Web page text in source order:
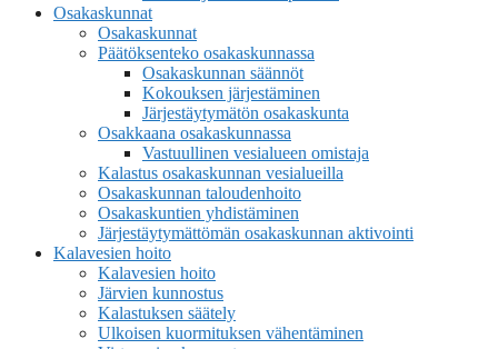
Osakaskunnat
Osakaskunnat
Päätöksenteko osakaskunnassa
Osakaskunnan säännöt
Kokouksen järjestäminen
Järjestäytymätön osakaskunta
Osakkaana osakaskunnassa
Vastuullinen vesialueen omistaja
Kalastus osakaskunnan vesialueilla
Osakaskunnan taloudenhoito
Osakaskuntien yhdistäminen
Järjestäytymättömän osakaskunnan aktivointi
Kalavesien hoito
Kalavesien hoito
Järvien kunnostus
Kalastuksen säätely
Ulkoisen kuormituksen vähentäminen